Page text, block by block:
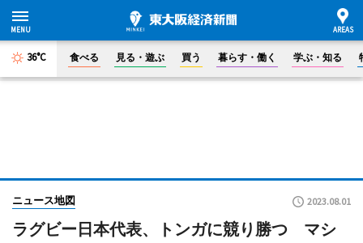
36°C 食べる 見る・遊ぶ 買う 暮らす・働く 学ぶ・知る
ニュース地図 2023.08.01
ラグビー日本代表、トンガに競り勝つ マシ